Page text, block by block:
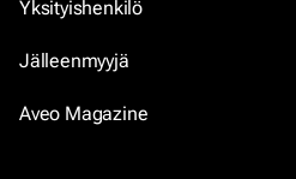
Yksityishenkilö
Jälleenmyyjä
Aveo Magazine